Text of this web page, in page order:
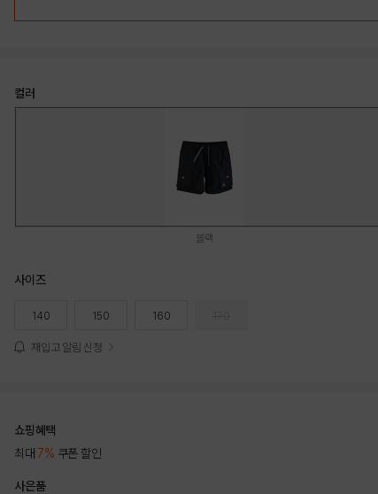
컬러
블랙
사이즈
140 150 160
재입고 알림 신청
쇼핑혜택
최대 7% 쿠폰 할인
사은품